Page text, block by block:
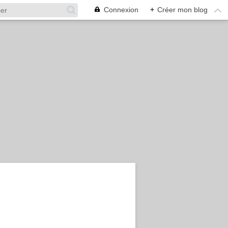
Connexion + Créer mon blog